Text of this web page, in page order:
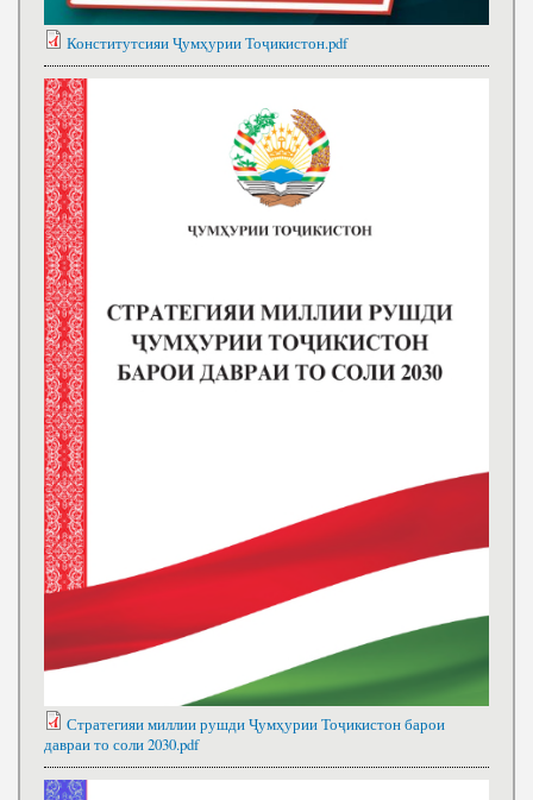
Конститутсияи Ҷумҳурии Тоҷикистон.pdf
Стратегияи миллии рушди Ҷумҳурии Тоҷикистон барои
давраи то соли 2030.pdf